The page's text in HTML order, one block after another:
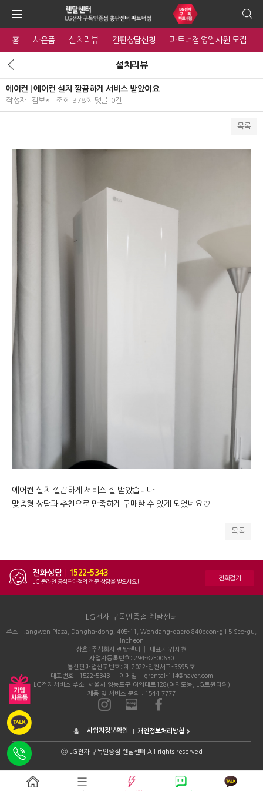
홈 사은품 설치리뷰 간편상담신청 파트너점·영업사원 모집
설치리뷰
에어컨 | 에어컨 설치 깔끔하게 서비스 받았어요
작성자 김보* 조회 378회 댓글 0건
목록
에어컨 설치 깔끔하게 서비스 잘 받았습니다.
맞춤형 상담과 추천으로 만족하게 구매할 수 있게 되었네요♡
목록
전화상담 1522-5343
LG 온라인 공식판매점의 전문 상담을 받으세요! 전화걸기
LG전자 구독인증점 렌탈센터
주소 : Jangwon Plaza, Dangha-dong, 405-11, Wondang-daero 840beon-gil 5 Seo-gu,
Incheon
상호: 주식회사 렌탈센터 │ 대표자:김세현
사업자등록번호: 294-87-00630
통신판매업신고번호: 제 2022-인천서구-3695 호
대표번호 : 1522-5343 │ 이메일 : lgrental-114@naver.com
LG전자서비스 주소: 서울시 영등포구 여의대로128(여의도동, LG트윈타워)
제품 및 서비스 문의 : 1544-7777
홈 개인정보처리방침
ⓒLG전자 구독인증점 렌탈센터 All rights reserved